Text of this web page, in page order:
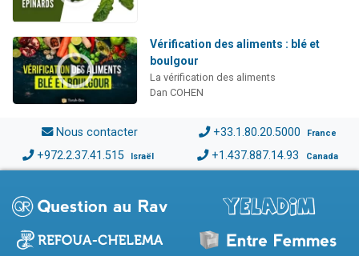
Vérification des aliments : blé et
boulgour
La vérification des aliments
Dan COHEN
Nous contacter +33.1.80.20.5000 France
+972.2.37.41.515 Israël +1.437.887.14.93 Canada